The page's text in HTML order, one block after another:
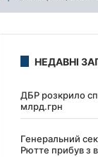
НЕДАВНІ
ДБР розкрило
млрд.грн
Генеральний
Рютте прибув з